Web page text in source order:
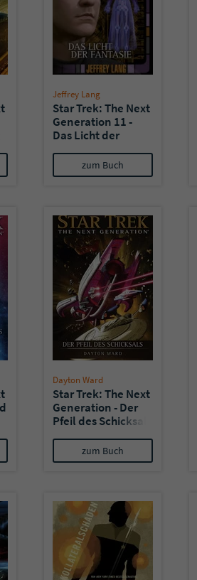
Jeffrey Lang
Star Trek: The Next
Generation 11 -
Das Licht der
zum Buch
Dayton Ward
Star Trek: The Next
Generation - Der
Pfeil des Schicksals
zum Buch